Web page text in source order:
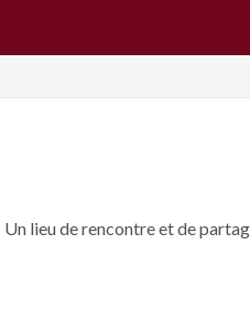
Un lieu de rencontre et de